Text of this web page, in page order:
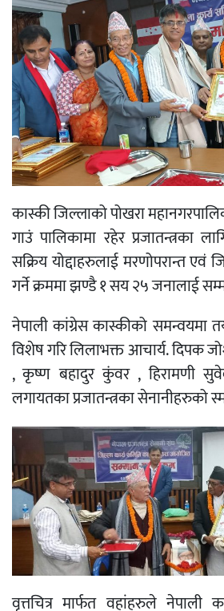
कास्की जिल्लाको पोखरा
गाउं पालिकामा रहेर प्रजातन्त्रका
सक्रिय योद्दाहरुलाई मरणोपरान्त एवं
गर्ने क्रममा झण्डै १ सय २५ जनालाई
नेपाली कांग्रेस कास्कीको समन्वयमा
विशेष गरि लिलाभक्त आचार्य. दिपक
, कृष्ण बहादुर कुंवर , हिरामणी
लगायतका प्रजातन्त्रका सेनानीहरुको
वृत्तचित्र मार्फत वहांहरुले नेपाली